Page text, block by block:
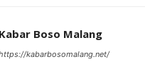
Kabar Boso Malang
kabarbosomalang.net/